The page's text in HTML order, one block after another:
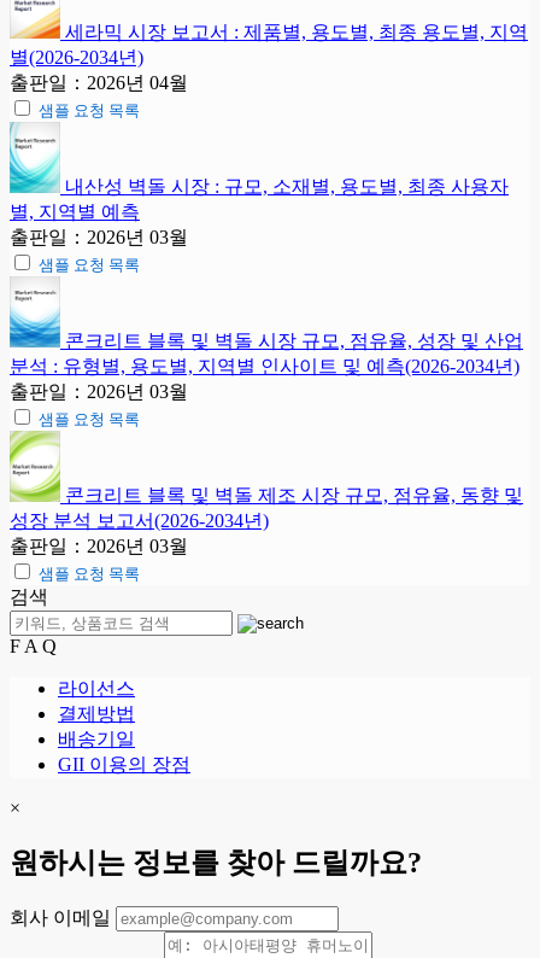
세라믹 시장 보고서 : 제품별, 용도별, 최종 용도별, 지역
별(2026-2034년)
출판일：2026년 04월
샘플 요청 목록
내산성 벽돌 시장 : 규모, 소재별, 용도별, 최종 사용자
별, 지역별 예측
출판일：2026년 03월
샘플 요청 목록
콘크리트 블록 및 벽돌 시장 규모, 점유율, 성장 및 산업
분석 : 유형별, 용도별, 지역별 인사이트 및 예측(2026-2034년)
출판일：2026년 03월
샘플 요청 목록
콘크리트 블록 및 벽돌 제조 시장 규모, 점유율, 동향 및
성장 분석 보고서(2026-2034년)
출판일：2026년 03월
샘플 요청 목록
검색
F A Q
라이선스
결제방법
배송기일
GII 이용의 장점
×
원하시는 정보를 찾아 드릴까요?
회사 이메일